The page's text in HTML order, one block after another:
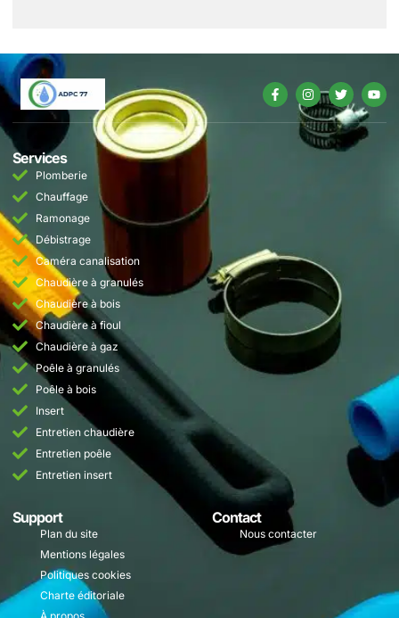
Services
Plomberie
Chauffage
Ramonage
Débistrage
Caméra canalisation
Chaudière à granulés
Chaudière à bois
Chaudière à fioul
Chaudière à gaz
Poêle à granulés
Poêle à bois
Insert
Entretien chaudière
Entretien poêle
Entretien insert
Support
Plan du site
Mentions légales
Politiques cookies
Charte éditoriale
Contact
Nous contacter